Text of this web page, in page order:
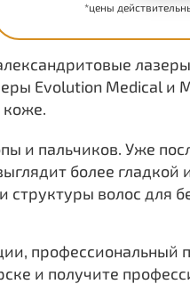
*цены
лазеры
Evolution Medical и
коже.
и пальчиков. Уже
более
волос для
профессиональный
и получите